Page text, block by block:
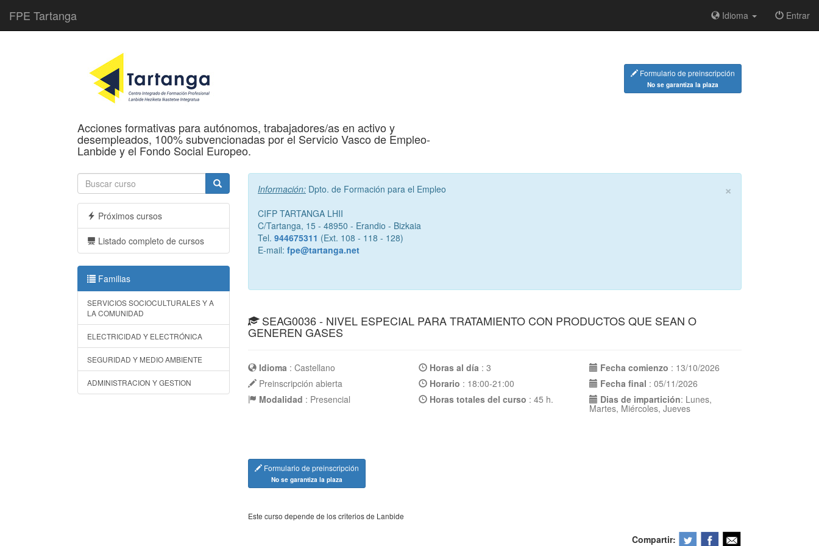
FPE Tartanga Idioma Entrar
Acciones formativas para autónomos, trabajadores/as en activo y
desempleados, 100% subvencionadas por el Servicio Vasco de Empleo-
Lanbide y el Fondo Social Europeo.
Formulario de preinscripción
No se garantiza la plaza
Próximos cursos
Listado completo de cursos
Familias
SERVICIOS SOCIOCULTURALES Y A
LA COMUNIDAD
ELECTRICIDAD Y ELECTRÓNICA
SEGURIDAD Y MEDIO AMBIENTE
ADMINISTRACION Y GESTION
×
Información: Dpto. de Formación para el Empleo
CIFP TARTANGA LHII
C/Tartanga, 15 - 48950 - Erandio - Bizkaia
Tel. 944675311 (Ext. 108 - 118 - 128)
E-mail: fpe@tartanga.net
SEAG0036 - NIVEL ESPECIAL PARA TRATAMIENTO CON PRODUCTOS QUE SEAN O
GENEREN GASES
Idioma : Castellano
Preinscripción abierta
Modalidad : Presencial
Horas al día : 3
Horario : 18:00-21:00
Horas totales del curso : 45 h.
Fecha comienzo : 13/10/2026
Fecha final : 05/11/2026
Dias de impartición: Lunes,
Martes, Miércoles, Jueves
Formulario de preinscripción
No se garantiza la plaza
Este curso depende de los criterios de Lanbide
Compartir: